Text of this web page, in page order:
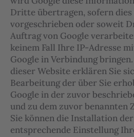
Dritte übertragen, sofern
vorgeschrieben oder soweit
Auftrag von Google
keinem Fall Ihre IP-Adresse
Google in Verbindung
dieser Website erklären Sie
Bearbeitung der über Sie
Google in der zuvor
und zu dem zuvor benannten
Sie können die Installation
entsprechende Einstellung